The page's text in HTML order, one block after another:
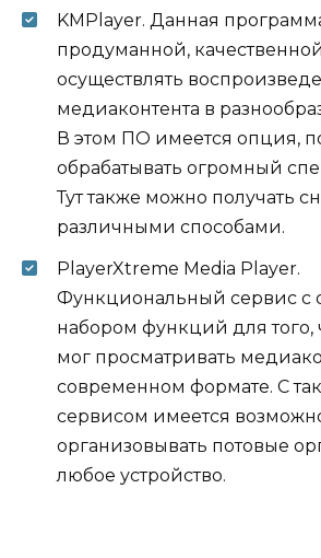
KMPlayer. Данная
продуманной,
осуществлять
медиаконтента в
В этом ПО имеется опция,
обрабатывать огромный
Тут также можно получать
различными способами.
PlayerXtreme Media Player.
Функциональный сервис с
набором функций для
мог просматривать
современном формате. С
сервисом имеется
организовывать потовые
любое устройство.